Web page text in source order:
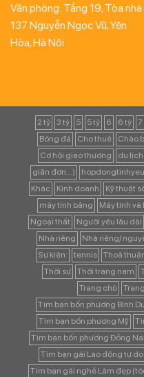
Văn phòng: Tầng 19, Tòa nhà
137 Nguyễn Ngọc Vũ, Yên
Hòa, Hà Nội
2 tỷ 3 tỷ 5 5 tỷ 6 6 tỷ 7
Bóng đá
Cho thuê Chào
Cơ hội giao thương
du lịch
giản đơn...)
hopdongtinhyeu
Khác
Kinh doanh Kỹ thuật
máy tính bảng
Máy tính và
Ngoại thất
Người yêu lâu dài
Nhà riêng
Nhà riêng/
Sự kiện:
tennis Thoả
Thời sự
Thời trang nam
Trang chủ
Tìm bạn bốn phương Bình
Tìm bạn bốn phương Mỹ
Tìm bạn bốn phương Đồng Nai
Tìm bạn gái Lao động tự do
Tìm bạn gái nghề Làm đẹp